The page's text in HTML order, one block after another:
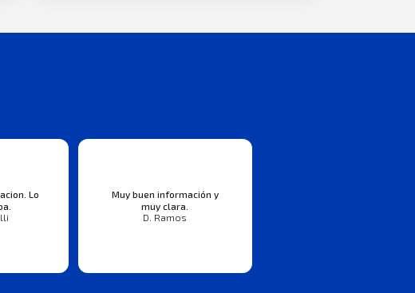
Lo
Muy buen información y
muy clara.
D. Ramos